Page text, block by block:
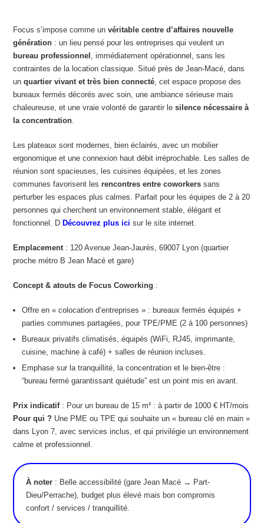
Focus s’impose comme unvéritable centre d’affaires nouvelle
génération : un lieu pensé pour les entreprises qui veulent un
bureau professionnel , immédiatement opérationnel, sans les
contraintes de la location classique. Situé près de Jean-Macé, dans
unquartier vivant et très bien connecté, cet espace propose des
bureaux fermés décorés avec soin, une ambiance sérieuse mais
chaleureuse, et une vraie volonté de garantir lesilence nécessaire à
la concentration.
Les plateaux sont modernes, bien éclairés, avec un mobilier
ergonomique et une connexion haut débit irréprochable. Les salles de
réunion sont spacieuses, les cuisines équipées, et les zones
communes favorisent lesrencontres entre coworkers sans
perturber les espaces plus calmes. Parfait pour les équipes de 2 à 20
personnes qui cherchent un environnement stable, élégant et
fonctionnel. D Découvrez plus ici sur le site internet.
Emplacement: 120 Avenue Jean-Jaurès, 69007 Lyon (quartier
proche métro B Jean Macé et gare)
Concept & atouts de Focus Coworking :
Offre en « colocation d’entreprises » : bureaux fermés équipés +
parties communes partagées, pour TPE/PME (2 à 100 personnes)
Bureaux privatifs climatisés, équipés (WiFi, RJ45, imprimante,
cuisine, machine à café) + salles de réunion incluses.
Emphase sur la tranquillité, la concentration et le bien-être :
“bureau fermé garantissant quiétude” est un point mis en avant.
Prix indicatif: Pour un bureau de 15 m² : à partir de 1000 € HT/mois
Pour qui ? Une PME ou TPE qui souhaite un « bureau clé en main »
dans Lyon 7, avec services inclus, et qui privilégie un environnement
calme et professionnel.
À noter : Belle accessibilité (gare Jean Macé → Part‐
Dieu/Perrache), budget plus élevé mais bon compromis
confort / services / tranquillité.